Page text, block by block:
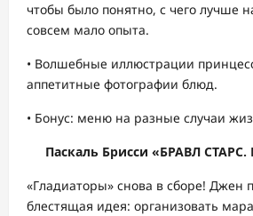
чтобы было понятно, с чего лучше
совсем мало опыта.
• Волшебные иллюстрации
аппетитные фотографии блюд.
• Бонус: меню на разные случаи
Паскаль Брисси «БРАВЛ
«Гладиаторы» снова в сборе! Джен
блестящая идея: организовать